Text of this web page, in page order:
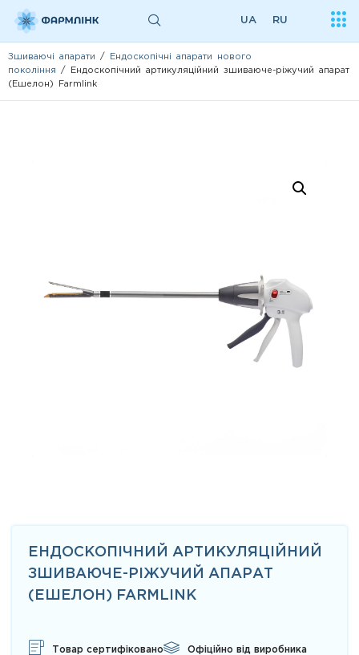
UA RU
Зшиваючі апарати /
Ендоскопічні апарати нового
покоління / Ендоскопічний артикуляційний зшиваюче-ріжучий апарат
(Ешелон) Farmlink
ЕНДОСКОПІЧНИЙ АРТИКУЛЯЦІЙНИЙ
ЗШИВАЮЧЕ-РІЖУЧИЙ АПАРАТ
(ЕШЕЛОН) FARMLINK
Товар сертифіковано Офіційно від виробника